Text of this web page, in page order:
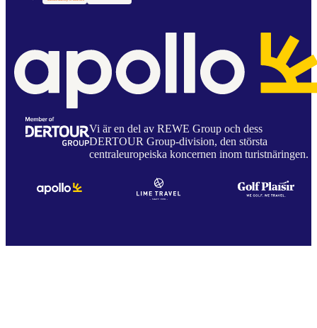
Vi är en del av REWE Group och dess
DERTOUR Group-division, den största
centraleuropeiska koncernen inom turistnäringen.